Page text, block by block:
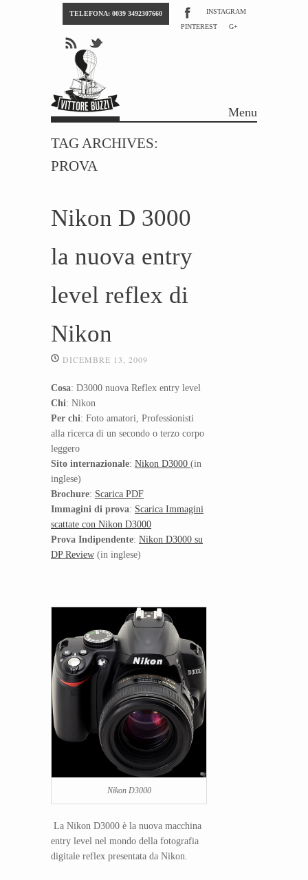
TELEFONA: 0039 3492307660
INSTAGRAM
PINTEREST
G+
Menu
TAG ARCHIVES:
PROVA
Nikon D 3000
la nuova entry
level reflex di
Nikon
DICEMBRE 13, 2009
Cosa: D3000 nuova Reflex entry level
Chi: Nikon
Per chi: Foto amatori, Professionisti
alla ricerca di un secondo o terzo corpo
leggero
Sito internazionale: Nikon D3000 (in
inglese)
Brochure: Scarica PDF
Immagini di prova: Scarica Immagini
scattate con Nikon D3000
Prova Indipendente: Nikon D3000 su
DP Review (in inglese)
Nikon D3000
La Nikon D3000 è la nuova macchina
entry level nel mondo della fotografia
digitale reflex presentata da Nikon.